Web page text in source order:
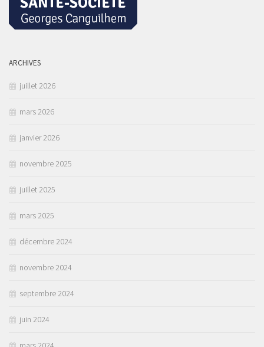
ARCHIVES
juillet 2026
mars 2026
janvier 2026
novembre 2025
juillet 2025
mars 2025
décembre 2024
novembre 2024
septembre 2024
juin 2024